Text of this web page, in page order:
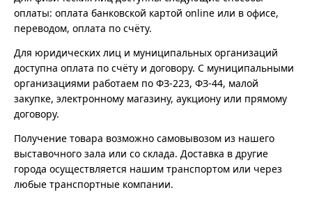
оплаты: оплата банковской картой online или в офисе,
переводом, оплата по счёту.
Для юридических лиц и муниципальных организаций
доступна оплата по счёту и договору. С муниципальными
организациями работаем по ФЗ-223, ФЗ-44, малой
закупке, электронному магазину, аукциону или прямому
договору.
Получение товара возможно самовывозом из нашего
выставочного зала или со склада. Доставка в другие
города осуществляется нашим транспортом или через
любые транспортные компании.